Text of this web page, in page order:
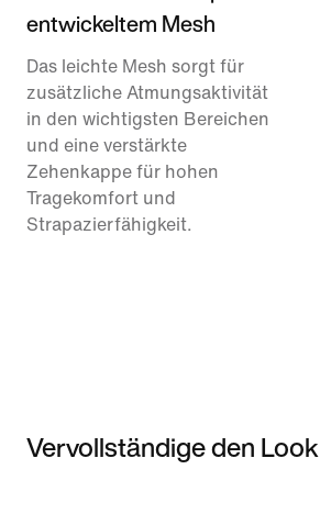
entwickeltem Mesh
Das leichte Mesh sorgt für
zusätzliche Atmungsaktivität
in den wichtigsten Bereichen
und eine verstärkte
Zehenkappe für hohen
Tragekomfort und
Strapazierfähigkeit.
Vervollständige den Look